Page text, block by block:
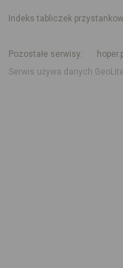
indeks tabliczek
Pozostałe serwisy
Serwis używa danych